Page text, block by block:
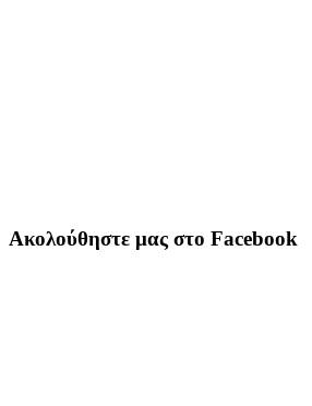
Ακολούθηστε μας στο Facebook